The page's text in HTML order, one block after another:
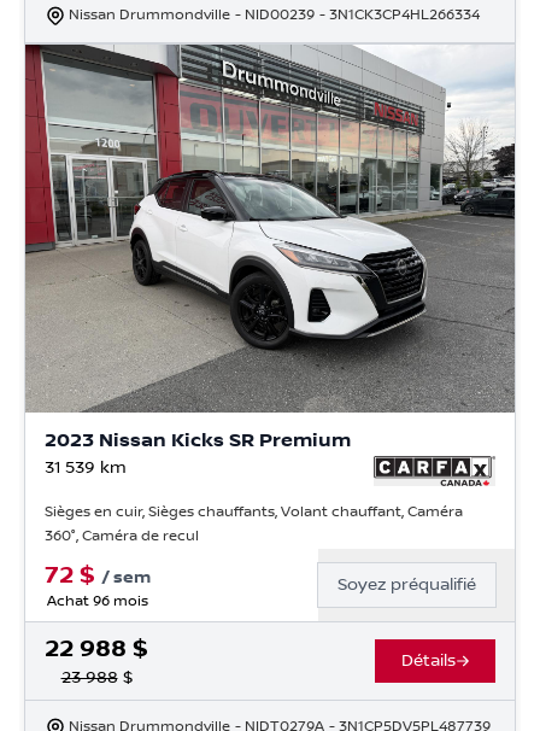
Nissan Drummondville - NID00239 - 3N1CK3CP4HL266334
2023 Nissan Kicks SR Premium
31 539 km
Sièges en cuir, Sièges chauffants, Volant chauffant, Caméra
360°, Caméra de recul
72 $ /sem
Achat 96 mois
Soyez préqualifié
22 988 $
23 988$
Détails
Nissan Drummondville - NIDT0279A - 3N1CP5DV5PL487739